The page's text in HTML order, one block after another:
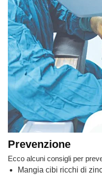
Prevenzione
Ecco alcuni consigli per
Mangia cibi ricchi di